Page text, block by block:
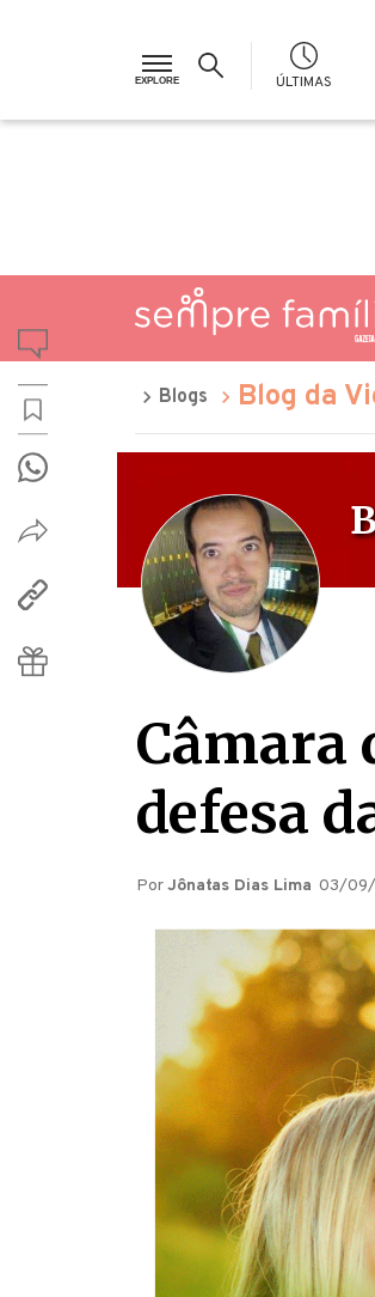
ÚLTIMAS
Blogs Blog da
Câmara
defesa
Por Jônatas Dias Lima 03/09/